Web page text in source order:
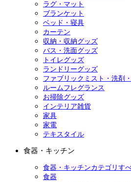
ラグ・マット
ブランケット
ベッド・寝具
カーテン
収納・収納グッズ
バス・洗面グッズ
トイレグッズ
ランドリーグッズ
ファブリックミスト・洗剤
ルームフレグランス
お掃除グッズ
インテリア雑貨
家具
家電
テキスタイル
食器・キッチン
食器・キッチンカテゴリす
食器